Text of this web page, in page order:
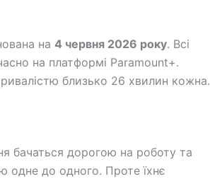
на 4 червня 2026 року. Всі
на платформі Paramount+.
близько 26 хвилин кожна.
бачаться дорогою на роботу та
одне до одного. Проте їхнє